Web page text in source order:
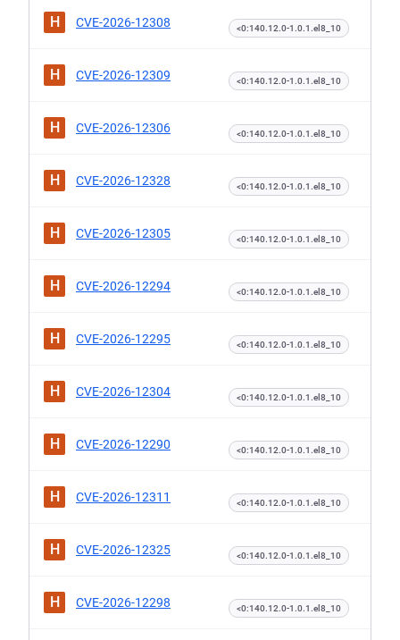
H CVE-2026-12308 <0:140.12.0-1.0.1.el8_10
H CVE-2026-12309 <0:140.12.0-1.0.1.el8_10
H CVE-2026-12306 <0:140.12.0-1.0.1.el8_10
H CVE-2026-12328 <0:140.12.0-1.0.1.el8_10
H CVE-2026-12305 <0:140.12.0-1.0.1.el8_10
H CVE-2026-12294 <0:140.12.0-1.0.1.el8_10
H CVE-2026-12295 <0:140.12.0-1.0.1.el8_10
H CVE-2026-12304 <0:140.12.0-1.0.1.el8_10
H CVE-2026-12290 <0:140.12.0-1.0.1.el8_10
H CVE-2026-12311 <0:140.12.0-1.0.1.el8_10
H CVE-2026-12325 <0:140.12.0-1.0.1.el8_10
H CVE-2026-12298 <0:140.12.0-1.0.1.el8_10